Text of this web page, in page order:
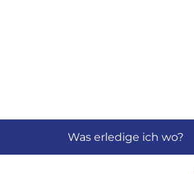
Was erledige ich wo?